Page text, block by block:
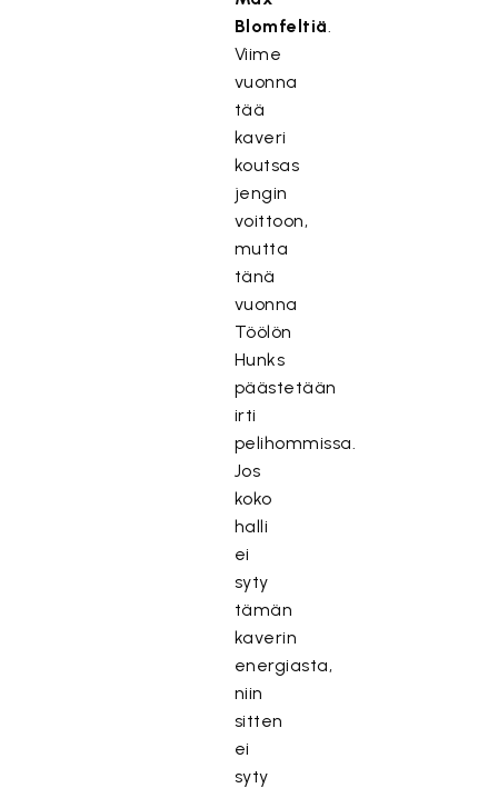
Blomfeltiä.
Viime
vuonna
tää
kaveri
koutsas
jengin
voittoon,
mutta
tänä
vuonna
Töölön
Hunks
päästetään
irti
pelihommissa.
Jos
koko
halli
ei
syty
tämän
kaverin
energiasta,
niin
sitten
ei
syty